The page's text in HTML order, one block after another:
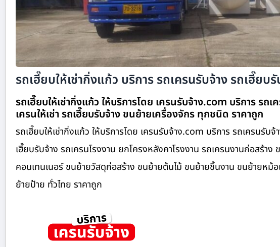
รถเฮี๊ยบให้เช่ากิ่งแก้ว บริการ รถเครนรับจ้าง รถเฮี๊ยบ
รถเฮี๊ยบให้เช่ากิ่งแก้ว ให้บริการโดย เครนรับจ้าง.com บริการ รถ
เครนให้เช่า รถเฮี๊ยบรับจ้าง ขนย้ายเครื่องจักร ทุกชนิด ราคาถูก
รถเฮี๊ยบให้เช่ากิ่งแก้ว ให้บริการโดย เครนรับจ้าง.com บริการ รถเครนรับจ้
เฮี๊ยบรับจ้าง รถเครนโรงงาน ยกโครงหลังคาโรงงาน รถเครนงานก่อสร้า
คอนเทนเนอร์ ขนย้ายวัสดุก่อสร้าง ขนย้ายต้นไม้ ขนย้ายชิ้นงาน ขนย้ายหม้
ย้ายป้าย ทั่วไทย ราคาถูก